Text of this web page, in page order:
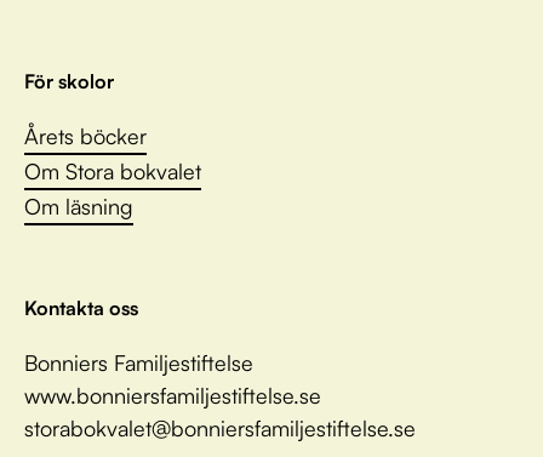
För skolor
Årets böcker
Om Stora bokvalet
Om läsning
Kontakta oss
Bonniers Familjestiftelse
www.bonniersfamiljestiftelse.se
storabokvalet@bonniersfamiljestiftelse.se